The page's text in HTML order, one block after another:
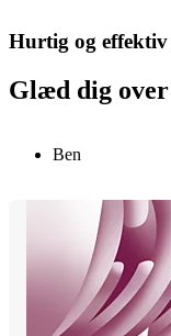
Hurtig og
Glæd dig
Ben